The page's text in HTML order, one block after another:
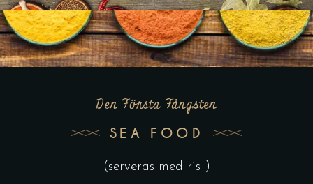
Den Första Fångsten
SEA FOOD
(serveras med ris )